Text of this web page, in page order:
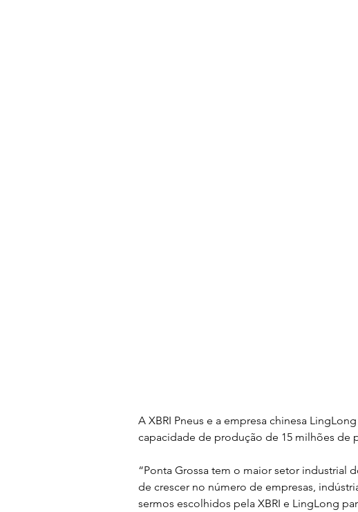
A XBRI Pneus e a empresa chinesa
capacidade de produção de 15 milhões de
“Ponta Grossa tem o maior setor industrial
de crescer no número de empresas,
sermos escolhidos pela XBRI e LingLong